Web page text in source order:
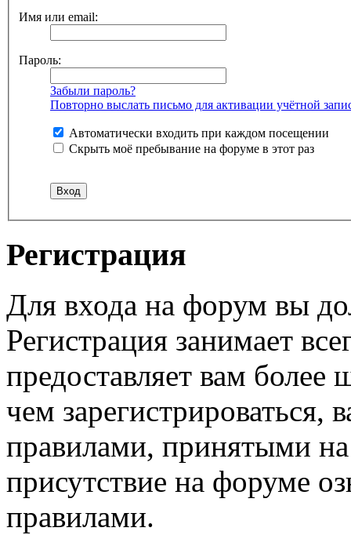
Имя или email:
Пароль:
Забыли пароль?
Повторно выслать письмо для активации учётной
Автоматически входить при каждом посещении
Скрыть моё пребывание на форуме в этот раз
Регистрация
Для входа на форум вы
Регистрация занимает
предоставляет вам
чем зарегистрироваться,
правилами, принятыми
присутствие на форуме
правилами.